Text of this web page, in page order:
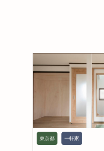
東京都 一軒家